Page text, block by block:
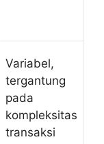
Variabel,
tergantung
pada
kompleksitas
transaksi